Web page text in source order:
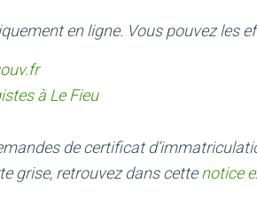
en ligne. Vous pouvez les
à Le Fieu
de certificat
grise, retrouvez dans cettenotice